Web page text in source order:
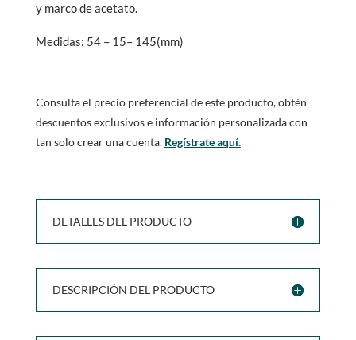
y marco de acetato.
Medidas: 54 – 15– 145(mm)
Consulta el precio preferencial de este producto, obtén
descuentos exclusivos e información personalizada con
tan solo crear una cuenta. Regístrate aquí.
DETALLES DEL PRODUCTO
DESCRIPCIÓN DEL PRODUCTO